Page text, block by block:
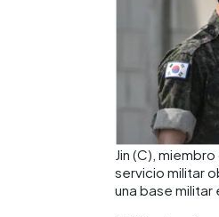
Jin (C),
servicio militar
una base militar